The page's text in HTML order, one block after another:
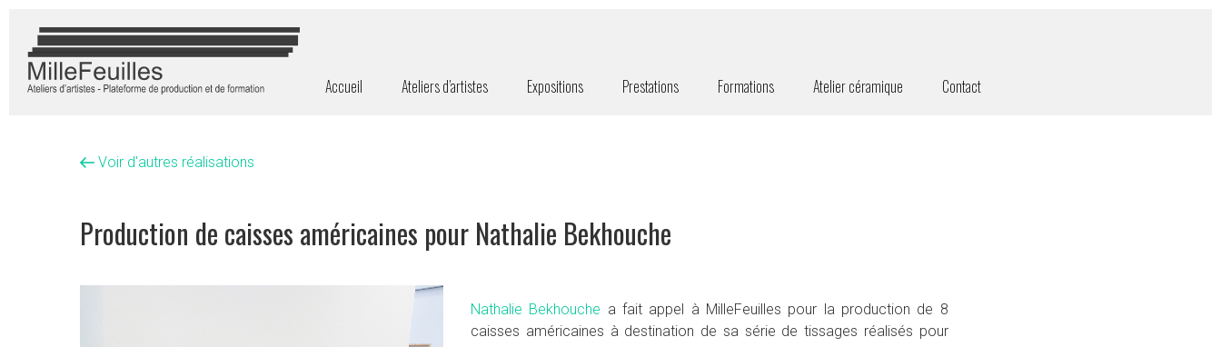
Accueil Ateliers d’artistes Expositions Prestations Formations Atelier céramique Contact
Voir d'autres réalisations
Production de caisses américaines pour Nathalie Bekhouche
Nathalie Bekhouche a fait appel à MilleFeuilles pour la production de 8
caisses américaines à destination de sa série de tissages réalisés pour